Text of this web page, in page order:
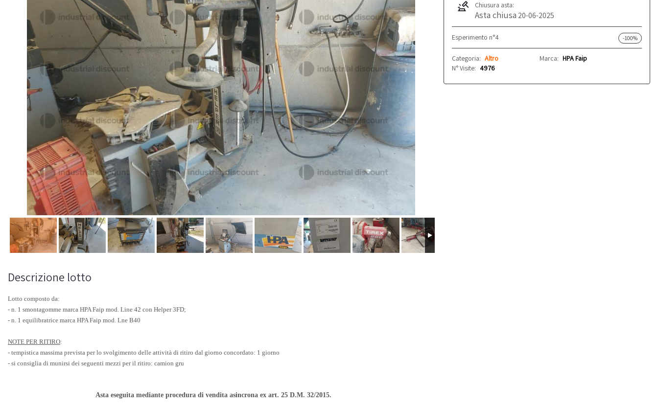
Chiusura asta:
Asta chiusa 20-06-2025
Esperimento n°4 -100%
Categoria: Altro Marca: HPA Faip
N° Visite: 4976
Descrizione lotto
Lotto composto da:
- n. 1 smontagomme marca HPA Faip mod. Line 42 con Helper 3FD;
- n. 1 equilibratrice marca HPA Faip mod. Lne B40
NOTE PER RITIRO:
- tempistica massima prevista per lo svolgimento delle attività di ritiro dal giorno concordato: 1 giorno
- si consiglia di munirsi dei seguenti mezzi per il ritiro: camion gru
Asta eseguita mediante procedura di vendita asincrona ex art. 25 D.M. 32/2015.